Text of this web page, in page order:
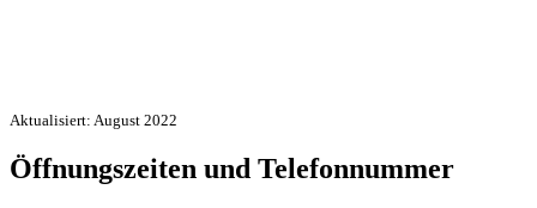
Aktualisiert: August 2022
Öffnungszeiten und Telefonnummer